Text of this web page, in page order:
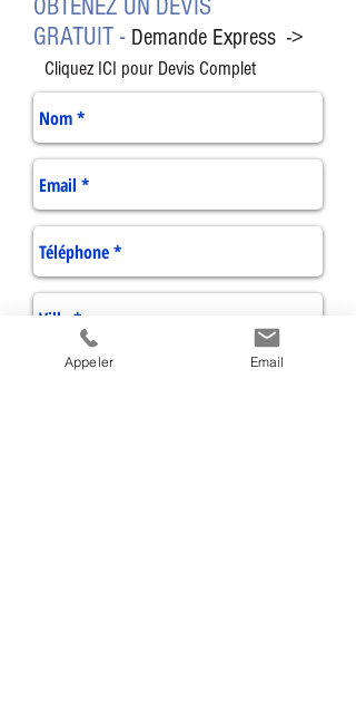
OBTENEZ UN DEVIS
GRATUIT - Demande Express ->
Cliquez ICI pour Devis Complet
Appeler Email